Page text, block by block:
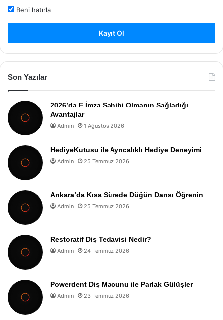
Beni hatırla
Kayıt Ol
Son Yazılar
2026’da E İmza Sahibi Olmanın Sağladığı
Avantajlar
Admin 1 Ağustos 2026
HediyeKutusu ile Ayrıcalıklı Hediye Deneyimi
Admin 25 Temmuz 2026
Ankara’da Kısa Sürede Düğün Dansı Öğrenin
Admin 25 Temmuz 2026
Restoratif Diş Tedavisi Nedir?
Admin 24 Temmuz 2026
Powerdent Diş Macunu ile Parlak Gülüşler
Admin 23 Temmuz 2026